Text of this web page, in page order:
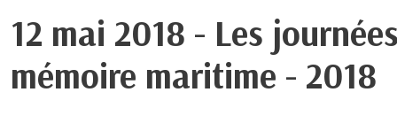
12 mai 2018 - Les
mémoire maritime - 2018